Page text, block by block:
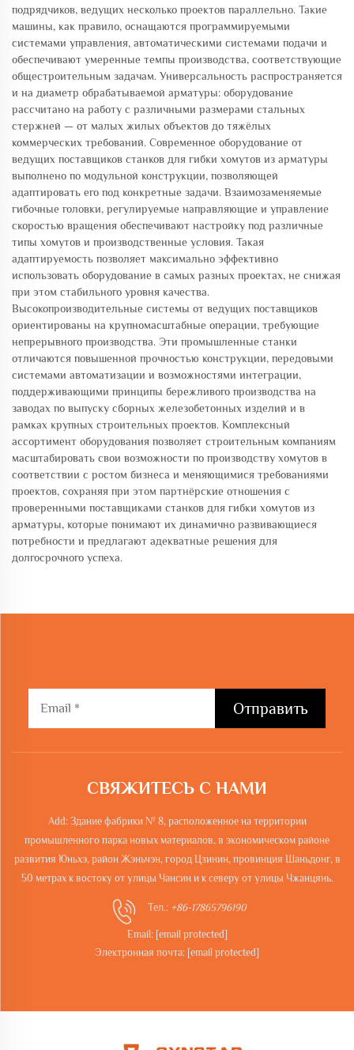
подрядчиков, ведущих несколько проектов параллельно. Такие
машины, как правило, оснащаются программируемыми
системами управления, автоматическими системами подачи и
обеспечивают умеренные темпы производства, соответствующие
общестроительным задачам. Универсальность распространяется
и на диаметр обрабатываемой арматуры: оборудование
рассчитано на работу с различными размерами стальных
стержней — от малых жилых объектов до тяжёлых
коммерческих требований. Современное оборудование от
ведущих поставщиков станков для гибки хомутов из арматуры
выполнено по модульной конструкции, позволяющей
адаптировать его под конкретные задачи. Взаимозаменяемые
гибочные головки, регулируемые направляющие и управление
скоростью вращения обеспечивают настройку под различные
типы хомутов и производственные условия. Такая
адаптируемость позволяет максимально эффективно
использовать оборудование в самых разных проектах, не снижая
при этом стабильного уровня качества.
Высокопроизводительные системы от ведущих поставщиков
ориентированы на крупномасштабные операции, требующие
непрерывного производства. Эти промышленные станки
отличаются повышенной прочностью конструкции, передовыми
системами автоматизации и возможностями интеграции,
поддерживающими принципы бережливого производства на
заводах по выпуску сборных железобетонных изделий и в
рамках крупных строительных проектов. Комплексный
ассортимент оборудования позволяет строительным компаниям
масштабировать свои возможности по производству хомутов в
соответствии с ростом бизнеса и меняющимися требованиями
проектов, сохраняя при этом партнёрские отношения с
проверенными поставщиками станков для гибки хомутов из
арматуры, которые понимают их динамично развивающиеся
потребности и предлагают адекватные решения для
долгосрочного успеха.
Отправить
СВЯЖИТЕСЬ С НАМИ
Add: Здание фабрики № 8, расположенное на территории
промышленного парка новых материалов, в экономическом районе
развития Юньхэ, район Жэньчэн, город Цзинин, провинция Шаньдонг, в
50 метрах к востоку от улицы Чансин и к северу от улицы Чжанцянь.
Тел.: +86-17865796190
Email: [email protected]
Электронная почта: [email protected]